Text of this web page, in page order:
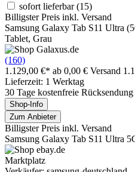
sofort lieferbar(15)
Billigster Preis inkl. Versand
Samsung Galaxy Tab S11 Ultra
Tablet, Grau
(160)
1.129,00 €* ab 0,00 € Versand
Lieferzeit: 1 Werktag
30 Tage kostenfreie Rücksendung
Shop-Info
Zum Anbieter
Billigster Preis inkl. Versand
Samsung Galaxy Tab S11 Ultra
Marktplatz